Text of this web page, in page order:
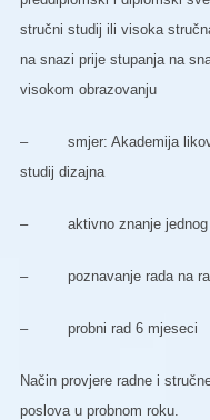
stručni studij ili visoka
na snazi prije stupanja na
visokom obrazovanju
– smjer: Akademija
studij dizajna
– aktivno znanje jednog
– poznavanje rada na
– probni rad 6 mjeseci
Način provjere radne i
poslova u probnom roku.